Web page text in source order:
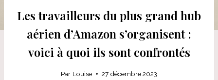
Les travailleurs du plus grand hub
aérien d’Amazon s’organisent :
voici à quoi ils sont confrontés
Par Louise 27 décembre 2023